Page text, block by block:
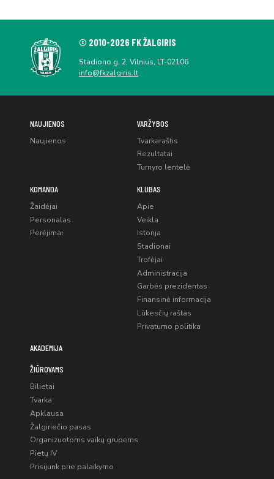
© 2010-2026 FK ŽALGIRIS
Stadiono g. 2, Vilnius, LT-02106
info@fkzalgiris.lt
NAUJIENOS
Naujienos
VARŽYBOS
Tvarkaraštis
Rezultatai
Turnyro lentelė
KOMANDA
Žaidėjai
Personalas
Perėjimai
KLUBAS
Apie
Veikla
Istorija
Stadionai
Trofėjai
Administracija
Garbės prezidentas
Finansinė informacija
Lūkesčių raštas
Privatumo politika
AKADEMIJA
ŽIŪROVAMS
Bilietai
Tvarka
Apklausa
Žalgiriečio pasas
Organizuotoms vaikų grupėms
Pietų IV
Prisijunk prie palaikymo